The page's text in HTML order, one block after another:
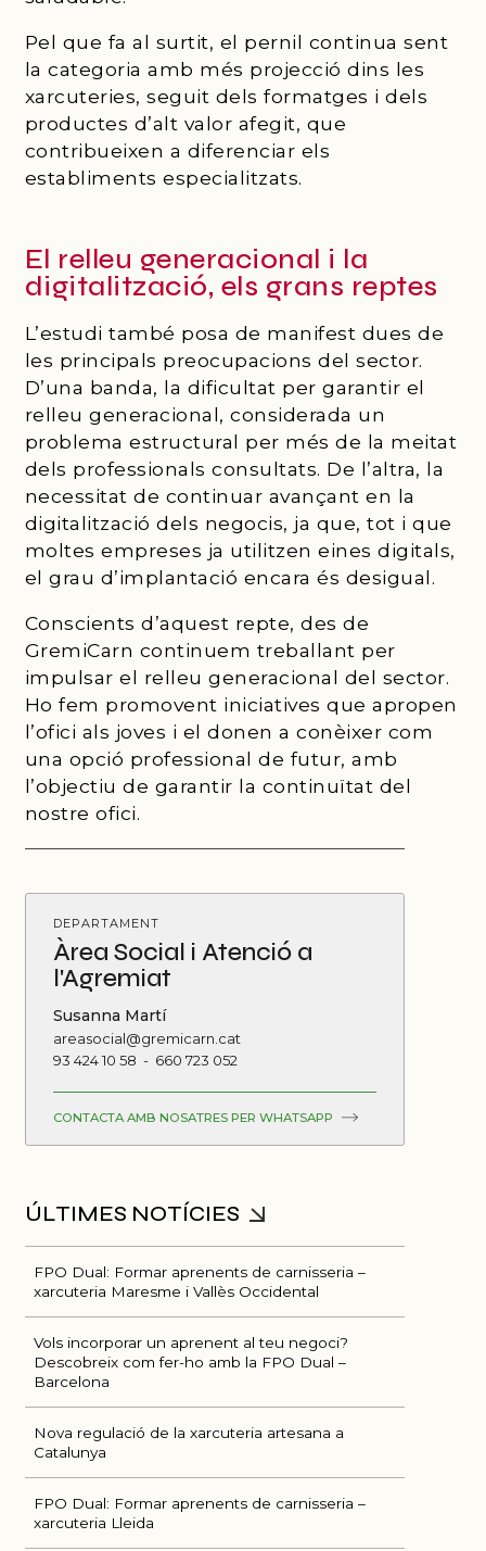
Pel que fa al surtit, el pernil continua sent
la categoria amb més projecció dins les
xarcuteries, seguit dels formatges i dels
productes d’alt valor afegit, que
contribueixen a diferenciar els
establiments especialitzats.
El relleu generacional i la
digitalització, els grans reptes
L’estudi també posa de manifest dues de
les principals preocupacions del sector.
D’una banda, la dificultat per garantir el
relleu generacional, considerada un
problema estructural per més de la meitat
dels professionals consultats. De l’altra, la
necessitat de continuar avançant en la
digitalització dels negocis, ja que, tot i que
moltes empreses ja utilitzen eines digitals,
el grau d’implantació encara és desigual.
Conscients d’aquest repte, des de
GremiCarn continuem treballant per
impulsar el relleu generacional del sector.
Ho fem promovent iniciatives que apropen
l’ofici als joves i el donen a conèixer com
una opció professional de futur, amb
l’objectiu de garantir la continuïtat del
nostre ofici.
DEPARTAMENT
Àrea Social i Atenció a
l'Agremiat
Susanna Martí
areasocial@gremicarn.cat
93 424 10 58 - 660 723 052
CONTACTA AMB NOSATRES PER WHATSAPP
FPO Dual: Formar aprenents de carnisseria –
xarcuteria Maresme i Vallès Occidental
Vols incorporar un aprenent al teu negoci?
Descobreix com fer-ho amb la FPO Dual –
Barcelona
Nova regulació de la xarcuteria artesana a
Catalunya
FPO Dual: Formar aprenents de carnisseria –
xarcuteria Lleida